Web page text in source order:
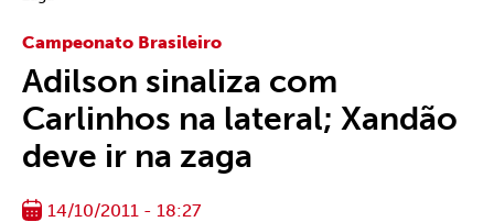
Campeonato Brasileiro
Adilson sinaliza com
Carlinhos na lateral; Xandão
deve ir na zaga
14/10/2011 - 18:27